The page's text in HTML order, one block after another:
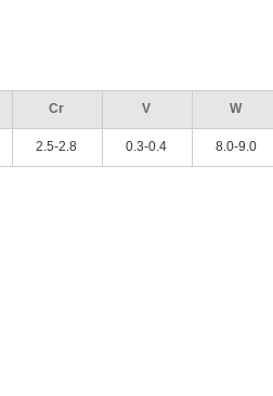
Cr V W
2.5-2.8 0.3-0.4 8.0-9.0